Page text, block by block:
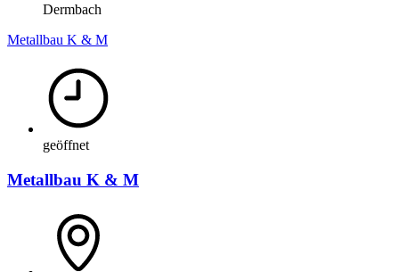
Dermbach
Metallbau K & M
geöffnet
Metallbau K & M